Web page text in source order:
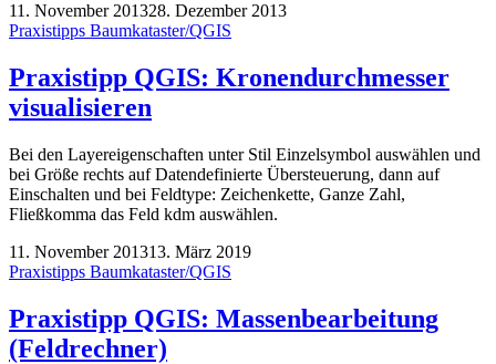
11. November 201328. Dezember 2013
Praxistipps Baumkataster/QGIS
Praxistipp QGIS: Kronendurchmesser
visualisieren
Bei den Layereigenschaften unter Stil Einzelsymbol auswählen und
bei Größe rechts auf Datendefinierte Übersteuerung, dann auf
Einschalten und bei Feldtype: Zeichenkette, Ganze Zahl,
Fließkomma das Feld kdm auswählen.
11. November 201313. März 2019
Praxistipps Baumkataster/QGIS
Praxistipp QGIS: Massenbearbeitung
(Feldrechner)